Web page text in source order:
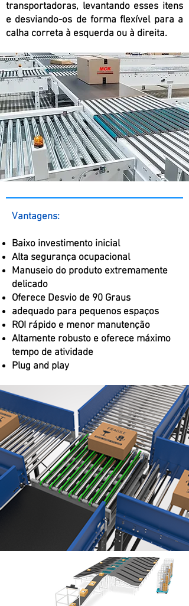
transportadoras, levantando esses itens
e desviando-os de forma flexível para a
calha correta à esquerda ou à direita.
Vantagens:
Baixo investimento inicial
Alta segurança ocupacional
Manuseio do produto extremamente
delicado
Oferece Desvio de 90 Graus
adequado para pequenos espaços
ROI rápido e menor manutenção
Altamente robusto e oferece máximo
tempo de atividade
Plug and play